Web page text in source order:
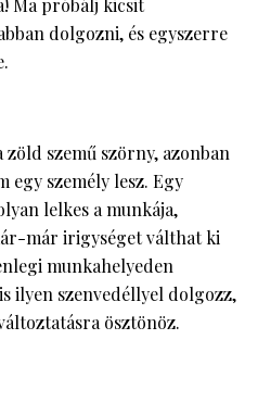
Ma próbálj kicsit
dolgozni, és egyszerre
szemű szörny, azonban
egy személy lesz. Egy
lelkes a munkája,
már irigységet válthat ki
munkahelyeden
ilyen szenvedéllyel dolgozz,
ösztönöz.